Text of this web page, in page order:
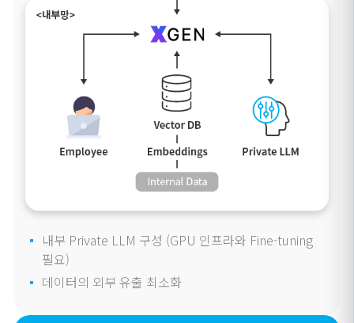
내부 Private LLM 구성 (GPU 인프라와 Fine-tuning
필요)
데이터의 외부 유출 최소화